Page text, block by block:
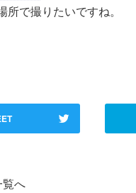
で撮りたいですね。
覧へ